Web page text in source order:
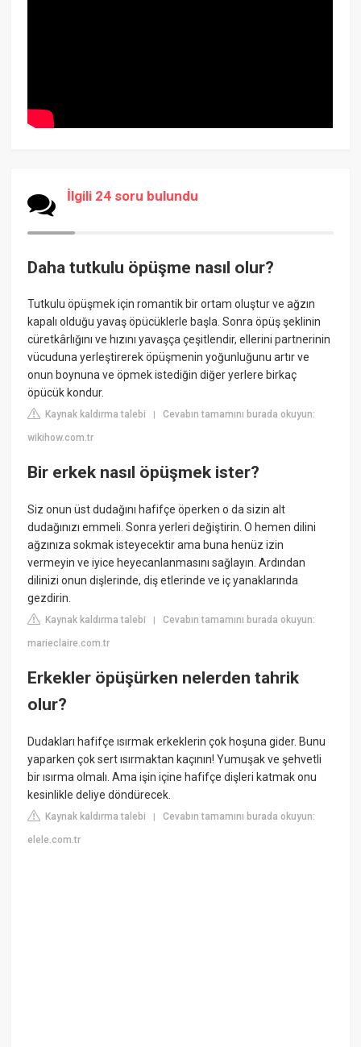
İlgili 24 soru bulundu
Daha tutkulu öpüşme nasıl olur?
Tutkulu öpüşmek için romantik bir ortam oluştur ve ağzın
kapalı olduğu yavaş öpücüklerle başla. Sonra öpüş şeklinin
cüretkârlığını ve hızını yavaşça çeşitlendir, ellerini partnerinin
vücuduna yerleştirerek öpüşmenin yoğunluğunu artır ve
onun boynuna ve öpmek istediğin diğer yerlere birkaç
öpücük kondur.
Kaynak kaldırma talebi |Cevabın tamamını burada okuyun:
wikihow.com.tr
Bir erkek nasıl öpüşmek ister?
Siz onun üst dudağını hafifçe öperken o da sizin alt
dudağınızı emmeli. Sonra yerleri değiştirin. O hemen dilini
ağzınıza sokmak isteyecektir ama buna henüz izin
vermeyin ve iyice heyecanlanmasını sağlayın. Ardından
dilinizi onun dişlerinde, diş etlerinde ve iç yanaklarında
gezdirin.
Kaynak kaldırma talebi |Cevabın tamamını burada okuyun:
marieclaire.com.tr
Erkekler öpüşürken nelerden tahrik
olur?
Dudakları hafifçe ısırmak erkeklerin çok hoşuna gider. Bunu
yaparken çok sert ısırmaktan kaçının! Yumuşak ve şehvetli
bir ısırma olmalı. Ama işin içine hafifçe dişleri katmak onu
kesinlikle deliye döndürecek.
Kaynak kaldırma talebi |Cevabın tamamını burada okuyun:
elele.com.tr